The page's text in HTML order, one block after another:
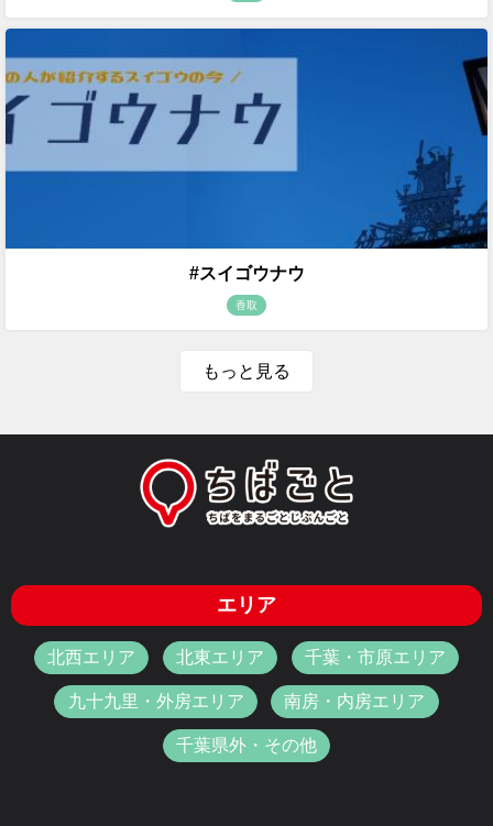
#スイゴウナウ
香取
もっと見る
エリア
北西エリア 北東エリア 千葉・市原エリア
九十九里・外房エリア 南房・内房エリア
千葉県外・その他